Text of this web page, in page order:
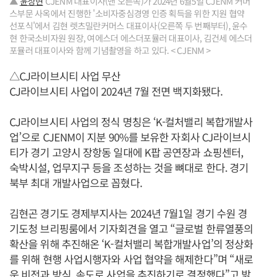
스부문 사옥에서 진행한 '소비자중심경영 인증 획득을 위한 지원 협약
선포식'에서 김현 렛츠밀란커머스 대표이사(오른쪽 두 번째부터), 윤수
현 한국소비자원 원장, 여에스더 에스더포뮬러 대표이사, 김건세 에스더
포뮬러 대표이사와 함께 기념촬영을 하고 있다. < CJENM >
△CJ라이브시티 사업 무산
CJ라이브시티 사업이 2024년 7월 전면 백지화됐다.
CJ라이브시티 사업의 정식 명칭은 ‘K-컬처밸리 복합개발사
업’으로 CJENM이 지분 90%를 보유한 자회사 CJ라이브시
티가 경기 고양시 장항동 일대에 K팝 공연장과 쇼핑센터,
숙박시설, 업무지구 등을 조성하는 것을 뼈대로 한다. 경기
북부 최대 개발사업으로 꼽혔다.
김현곤 경기도 경제부지사는 2024년 7월1일 경기 수원 경
기도청 브리핑룸에서 기자회견을 열고 “글로벌 한류열풍의
확산을 위해 추진해온 ‘K-컬처밸리 복합개발사업’의 정상화
를 위해 현행 사업시행자와 사업 협약을 해제한다”며 “새로